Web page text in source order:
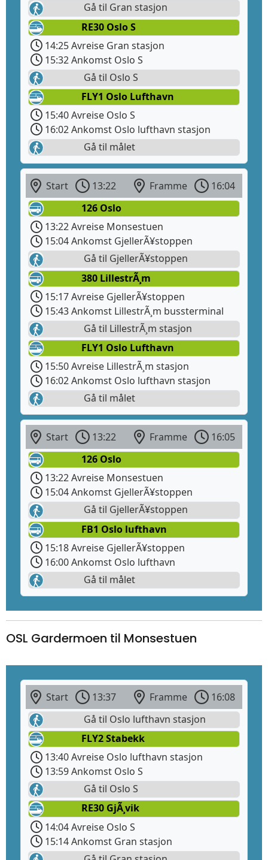
Gå til Gran stasjon
RE30 Oslo S
14:25 Avreise Gran stasjon
15:32 Ankomst Oslo S
Gå til Oslo S
FLY1 Oslo Lufthavn
15:40 Avreise Oslo S
16:02 Ankomst Oslo lufthavn stasjon
Gå til målet
Start 13:22 Framme
16:04
126 Oslo
13:22 Avreise Monsestuen
15:04 Ankomst GjellerÃ¥stoppen
Gå til GjellerÃ¥stoppen
380 LillestrÃ¸m
15:17 Avreise GjellerÃ¥stoppen
15:43 Ankomst LillestrÃ¸m bussterminal
Gå til LillestrÃ¸m stasjon
FLY1 Oslo Lufthavn
15:50 Avreise LillestrÃ¸m stasjon
16:02 Ankomst Oslo lufthavn stasjon
Gå til målet
Start 13:22 Framme
16:05
126 Oslo
13:22 Avreise Monsestuen
15:04 Ankomst GjellerÃ¥stoppen
Gå til GjellerÃ¥stoppen
FB1 Oslo lufthavn
15:18 Avreise GjellerÃ¥stoppen
16:00 Ankomst Oslo lufthavn
Gå til målet
OSL Gardermoen til Monsestuen
Start 13:37 Framme
16:08
Gå til Oslo lufthavn stasjon
FLY2 Stabekk
13:40 Avreise Oslo lufthavn stasjon
13:59 Ankomst Oslo S
Gå til Oslo S
RE30 GjÃ¸vik
14:04 Avreise Oslo S
15:14 Ankomst Gran stasjon